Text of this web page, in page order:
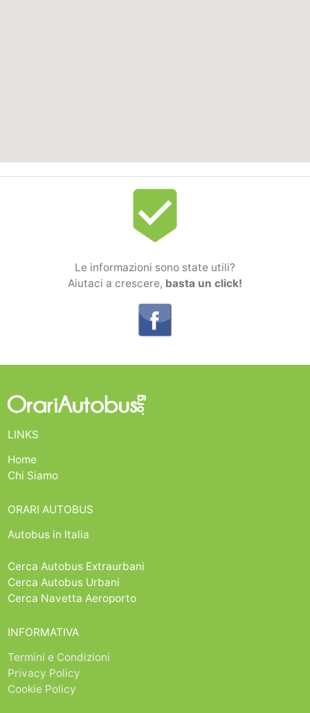
beenhere
Le informazioni sono state utili?
Aiutaci a crescere, basta un click!
LINKS
Home
Chi Siamo
ORARI AUTOBUS
Autobus in Italia
Cerca Autobus Extraurbani
Cerca Autobus Urbani
Cerca Navetta Aeroporto
INFORMATIVA
Termini e Condizioni
Privacy Policy
Cookie Policy